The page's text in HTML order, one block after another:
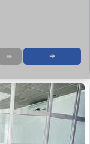
➦ ➜